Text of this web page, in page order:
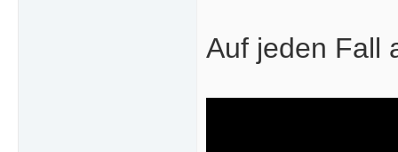
Auf jeden Fall